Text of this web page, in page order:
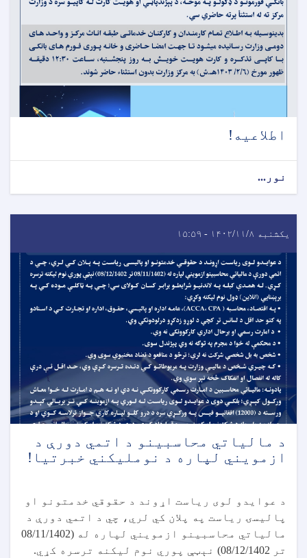
اطلاعیه!
نور...
یکشنبه ۱۴۰۲/۱۱/۸ - ۱۵:۵۹
د مالياتي محاسبينو د اتمي دورې د
ازمويني لپاره د نومليکني خبرتیا!
د عوایدو لوی ریاست اړوند د حقوقي خدمتونو او
پالیسۍ ریاست په پلان کي لري، چي د اتمي دورې د
مالیاتي محاسبینو ازمویني لپاره له (08/11/1402
تر 08/12/1402) نېټې پوري نوم لیکنه ترسره کړي.